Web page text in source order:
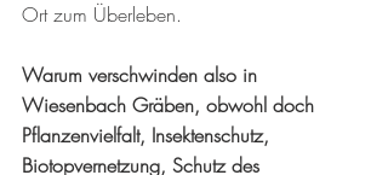
Ort zum Überleben.
Warum verschwinden also in
Wiesenbach Gräben, obwohl doch
Pflanzenvielfalt, Insektenschutz,
Biotopvernetzung, Schutz des